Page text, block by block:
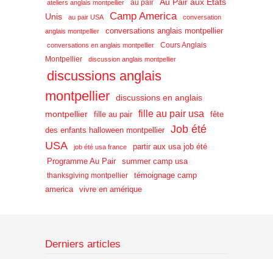
ateliers anglais montpellier au pair
Unis
au pair USA Camp America
conversation
anglais montpellier
conversations anglais montpellier
conversations en anglais montpellier
Cours Anglais
Montpellier
discussion anglais montpellier
discussions anglais
montpellier
discussions en anglais
montpellier
fille au pair fille au pair usa
fête
des enfants halloween montpellier
Job été
USA
job été usa france
partir aux usa job été
Programme Au Pair
summer camp usa
thanksgiving montpellier
témoignage camp
america
vivre en amérique
Derniers articles